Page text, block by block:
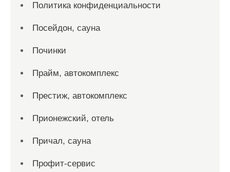
Политика конфиденциальности
Посейдон, сауна
Починки
Прайм, автокомплекс
Престиж, автокомплекс
Прионежский, отель
Причал, сауна
Профит-сервис